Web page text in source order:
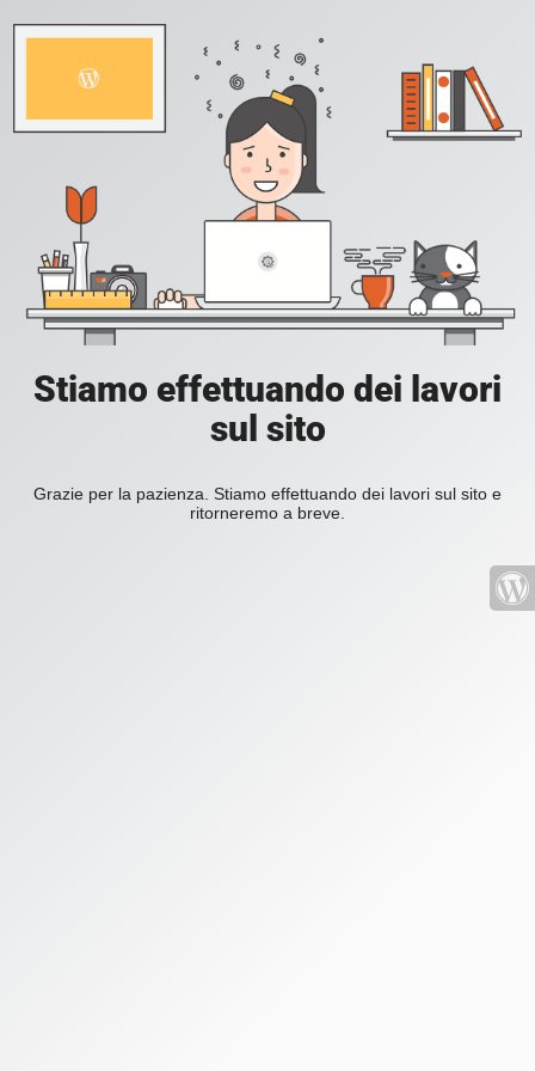
Stiamo effettuando dei lavori
sul sito
Grazie per la pazienza. Stiamo effettuando dei lavori sul sito e
ritorneremo a breve.